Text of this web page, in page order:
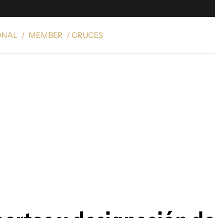
/ MEMBER / CRUCES